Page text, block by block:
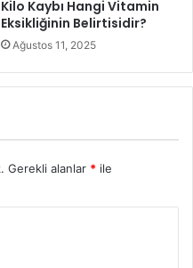
Kilo Kaybı Hangi Vitamin
Eksikliğinin Belirtisidir?
Ağustos 11, 2025
Gerekli alanlar * ile